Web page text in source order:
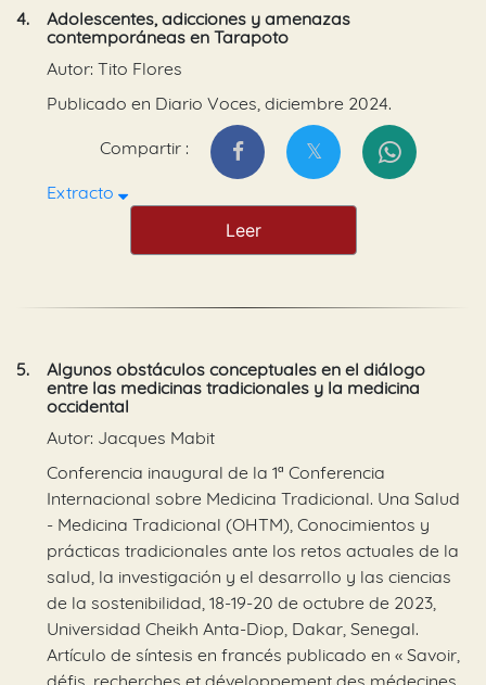
4.
Adolescentes, adicciones y amenazas
contemporáneas en Tarapoto
Autor: Tito Flores
Publicado en Diario Voces, diciembre 2024.
Compartir :
Extracto
Leer
5.
Algunos obstáculos conceptuales en el diálogo
entre las medicinas tradicionales y la medicina
occidental
Autor: Jacques Mabit
Conferencia inaugural de la 1ª Conferencia
Internacional sobre Medicina Tradicional. Una Salud
- Medicina Tradicional (OHTM), Conocimientos y
prácticas tradicionales ante los retos actuales de la
salud, la investigación y el desarrollo y las ciencias
de la sostenibilidad, 18-19-20 de octubre de 2023,
Universidad Cheikh Anta-Diop, Dakar, Senegal.
Artículo de síntesis en francés publicado en « Savoir,